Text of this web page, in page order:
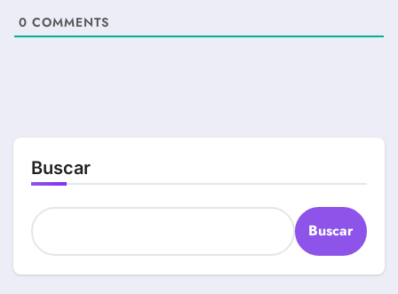
0 COMMENTS
Buscar
Buscar